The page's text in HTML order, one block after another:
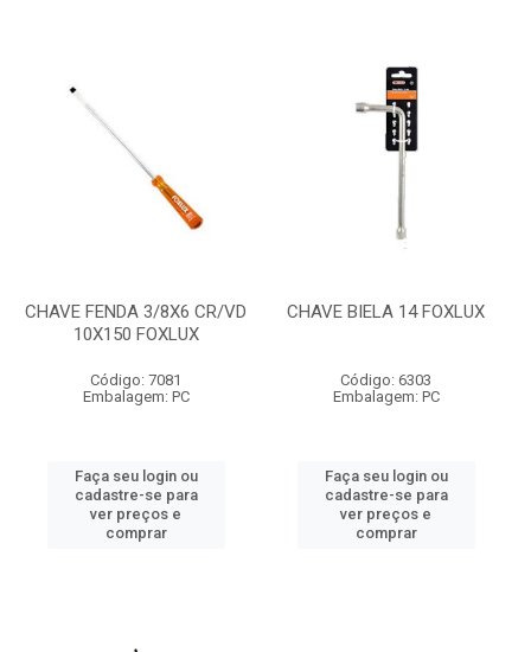
CHAVE FENDA 3/8X6 CR/VD
10X150 FOXLUX
Código: 7081
Embalagem: PC
Faça seu login ou
cadastre-se para
ver preços e
comprar
CHAVE BIELA 14 FOXLUX
Código: 6303
Embalagem: PC
Faça seu login ou
cadastre-se para
ver preços e
comprar